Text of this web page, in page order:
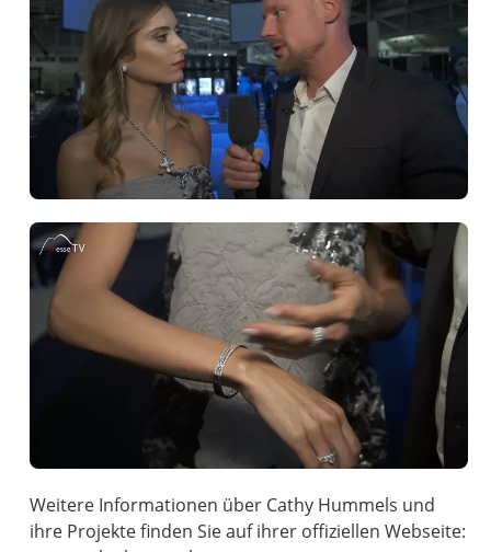
Weitere Informationen über Cathy Hummels und
ihre Projekte finden Sie auf ihrer offiziellen Webseite: